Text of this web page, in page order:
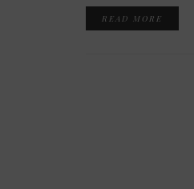
READ MORE